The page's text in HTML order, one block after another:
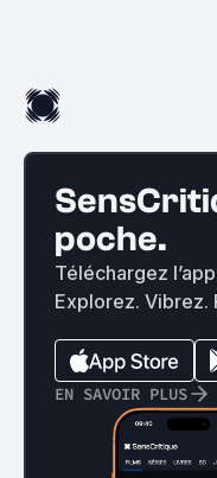
poche.
Téléchargez
Explorez. Vibrez.
EN SAVOIR PLUS